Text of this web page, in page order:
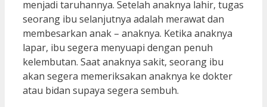
menjadi taruhannya. Setelah anaknya lahir, tugas
seorang ibu selanjutnya adalah merawat dan
membesarkan anak – anaknya. Ketika anaknya
lapar, ibu segera menyuapi dengan penuh
kelembutan. Saat anaknya sakit, seorang ibu
akan segera memeriksakan anaknya ke dokter
atau bidan supaya segera sembuh.